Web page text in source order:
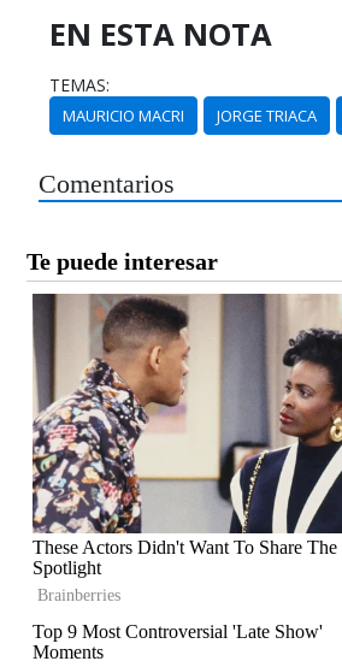
EN ESTA NOTA
TEMAS:
MAURICIO MACRI JORGE TRIACA
Comentarios